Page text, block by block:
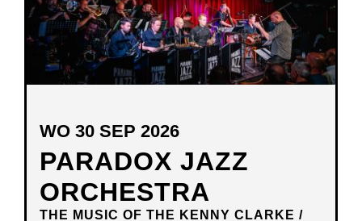
PARADOX JAZZ
ORCHESTRA
THE MUSIC OF THE KENNY CLARKE /
WO 30 SEP 2026